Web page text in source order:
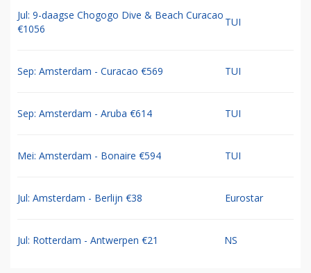
Jul: 9-daagse Chogogo Dive & Beach Curacao
€1056
TUI
Sep: Amsterdam - Curacao €569 TUI
Sep: Amsterdam - Aruba €614 TUI
Mei: Amsterdam - Bonaire €594 TUI
Jul: Amsterdam - Berlijn €38 Eurostar
Jul: Rotterdam - Antwerpen €21 NS